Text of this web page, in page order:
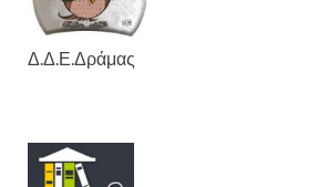
Δ.Δ.Ε.Δράμας